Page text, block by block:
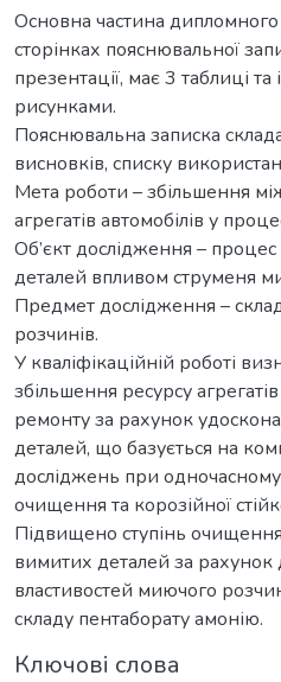
Основна частина
сторінках пояснювальної
презентації, має 3 таблиці
рисунками.
Пояснювальна записка
висновків, списку
Мета роботи – збільшення
агрегатів автомобілів у
Об’єкт дослідження –
деталей впливом струменя
Предмет дослідження –
розчинів.
У кваліфікаційній роботі
збільшення ресурсу
ремонту за рахунок
деталей, що базується на
досліджень при
очищення та корозійної
Підвищено ступінь очищення
вимитих деталей за рахунок
властивостей миючого
складу пентаборату амонію.
Ключові слова